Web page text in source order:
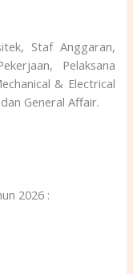
Staf Anggaran,
Pelaksana
& Electrical
General Affair.
2026 :